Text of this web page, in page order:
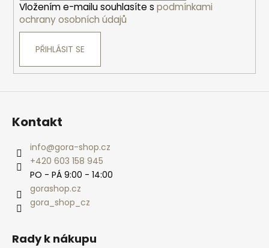
Vložením e-mailu souhlasíte s podmínkami
ochrany osobních údajů
PŘIHLÁSIT SE
Kontakt
info@gora-shop.cz
+420 603 158 945
PO - PÁ 9:00 - 14:00
gorashop.cz
gora_shop_cz
Rady k nákupu